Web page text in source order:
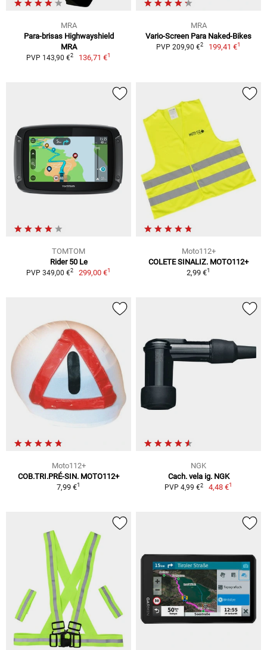
MRA
Para-brisas Highwayshield
MRA
PVP 143,90 €2 136,71 €1
MRA
Vario-Screen Para Naked-Bikes
PVP 209,90 €2 199,41 €1
TOMTOM
Rider 50 Le
PVP 349,00 €2 299,00 €1
Moto112+
COLETE SINALIZ. MOTO112+
2,99 €1
Moto112+
COB.TRI.PRÉ-SIN. MOTO112+
7,99 €1
NGK
Cach. vela ig. NGK
PVP 4,99 €2 4,48 €1